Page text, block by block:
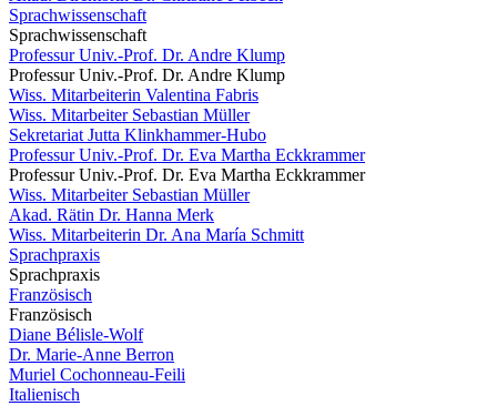
Sprachwissenschaft
Sprachwissenschaft
Professur Univ.-Prof. Dr. Andre Klump
Professur Univ.-Prof. Dr. Andre Klump
Wiss. Mitarbeiterin Valentina Fabris
Wiss. Mitarbeiter Sebastian Müller
Sekretariat Jutta Klinkhammer-Hubo
Professur Univ.-Prof. Dr. Eva Martha Eckkrammer
Professur Univ.-Prof. Dr. Eva Martha Eckkrammer
Wiss. Mitarbeiter Sebastian Müller
Akad. Rätin Dr. Hanna Merk
Wiss. Mitarbeiterin Dr. Ana María Schmitt
Sprachpraxis
Sprachpraxis
Französisch
Französisch
Diane Bélisle-Wolf
Dr. Marie-Anne Berron
Muriel Cochonneau-Feili
Italienisch